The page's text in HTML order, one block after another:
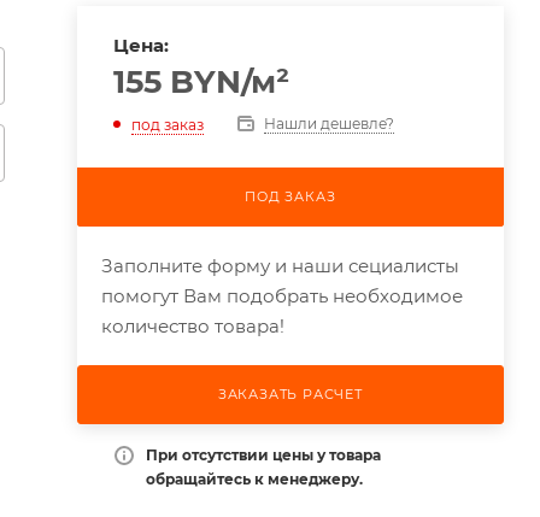
Цена:
155BYN/м²
под заказ Нашли дешевле?
ПОД ЗАКАЗ
Заполните форму и наши сециалисты
помогут Вам подобрать необходимое
количество товара!
ЗАКАЗАТЬ РАСЧЕТ
При отсутствии цены у товара
обращайтесь к менеджеру.